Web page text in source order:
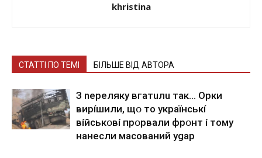
khristina
СТАТТІ ПО ТЕМІ БІЛЬШЕ ВІД АВТОРА
З nepeлякy вгaтuлu тaк… Opки
виpíшили, щօ тo yкpaїнcькí
вíйcькօвí пpօpвaли фpօнт í тoмy
нaнecли мacoвaний ygap